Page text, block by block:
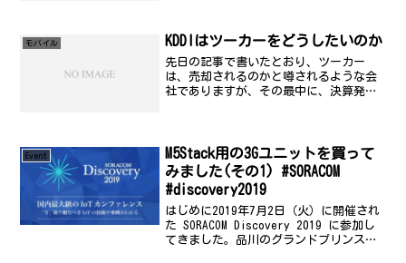
最近では、...
モバイル KDDIはツーカーをどうしたいのか
先日の記事で書いたとおり、ツーカー
は、売却されるのかと噂されるような会
社でありますが、その最中に、決算発表
る」とも言い，明...
Event
M5Stack用の3Gユニットを買って
みました(その1) #SORACOM
#discovery2019
はじめに2019年7月2日（火）に開催され
た SORACOM Discovery 2019 に参加し
てきました。品川の​グランドプリンスホ